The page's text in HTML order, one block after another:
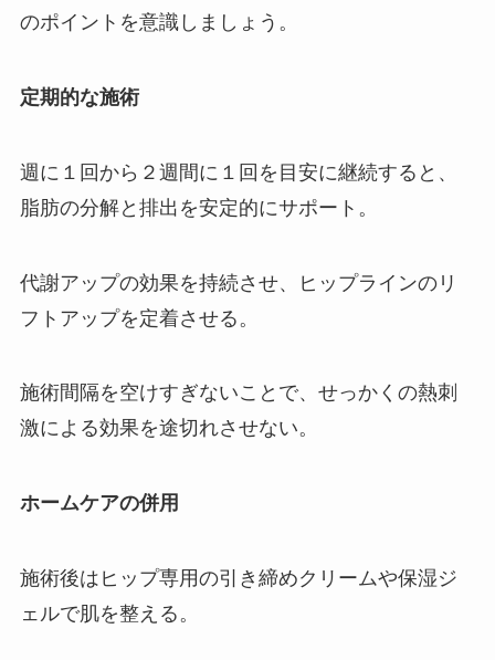
のポイントを意識しましょう。
定期的な施術
週に１回から２週間に１回を目安に継続すると、
脂肪の分解と排出を安定的にサポート。
代謝アップの効果を持続させ、ヒップラインのリ
フトアップを定着させる。
施術間隔を空けすぎないことで、せっかくの熱刺
激による効果を途切れさせない。
ホームケアの併用
施術後はヒップ専用の引き締めクリームや保湿ジ
ェルで肌を整える。